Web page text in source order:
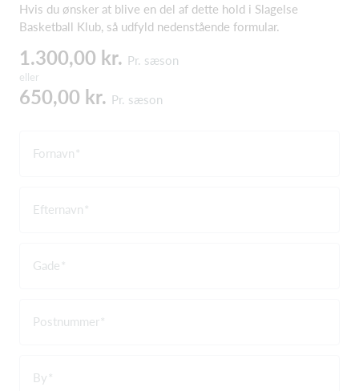
Hvis du ønsker at blive en del af dette hold i Slagelse
Basketball Klub, så udfyld nedenstående formular.
1.300,00 kr. Pr. sæson
eller
650,00 kr. Pr. sæson
Fornavn
Efternavn
Gade
Postnummer
By